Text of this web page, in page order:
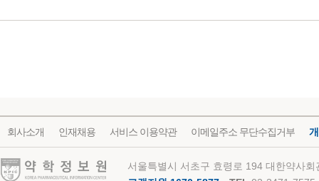
회사소개 인재채용 서비스 이용약관 이메일주소 무단수집거부
약학정보원
서울특별시 서초구 효령로 194 대한약사